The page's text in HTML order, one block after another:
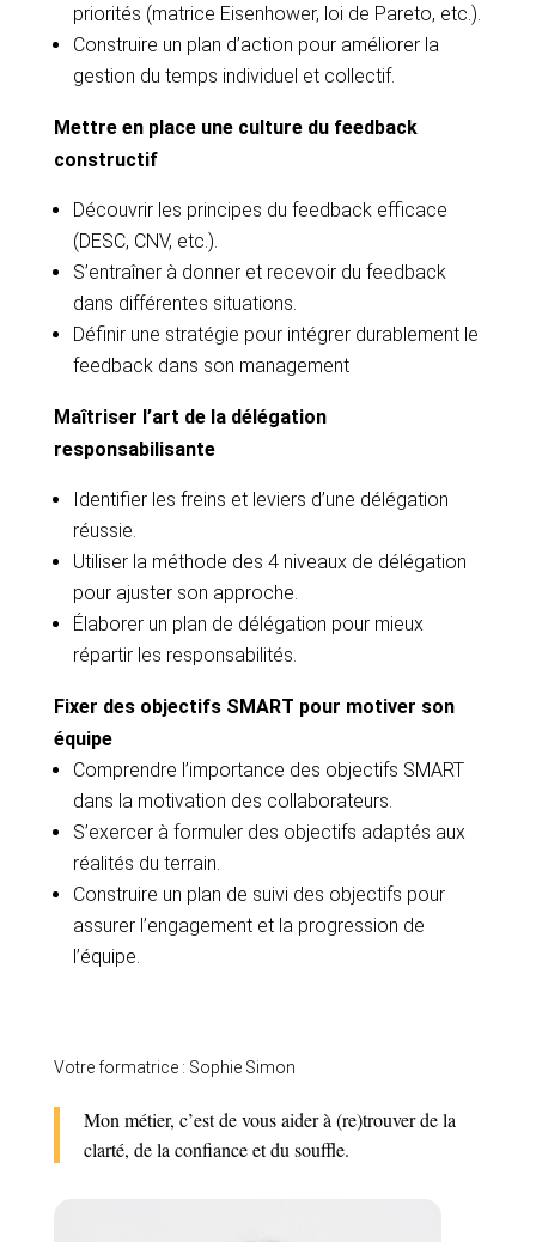
priorités (matrice Eisenhower, loi de Pareto, etc.).
Construire un plan d’action pour améliorer la
gestion du temps individuel et collectif.
Mettre en place une culture du feedback
constructif
Découvrir les principes du feedback efficace
(DESC, CNV, etc.).
S’entraîner à donner et recevoir du feedback
dans différentes situations.
Définir une stratégie pour intégrer durablement le
feedback dans son management
Maîtriser l’art de la délégation
responsabilisante
Identifier les freins et leviers d’une délégation
réussie.
Utiliser la méthode des 4 niveaux de délégation
pour ajuster son approche.
Élaborer un plan de délégation pour mieux
répartir les responsabilités.
Fixer des objectifs SMART pour motiver son
équipe
Comprendre l’importance des objectifs SMART
dans la motivation des collaborateurs.
S’exercer à formuler des objectifs adaptés aux
réalités du terrain.
Construire un plan de suivi des objectifs pour
assurer l’engagement et la progression de
l’équipe.
Votre formatrice : Sophie Simon
Mon métier, c’est de vous aider à (re)trouver de la
clarté, de la confiance et du souffle.